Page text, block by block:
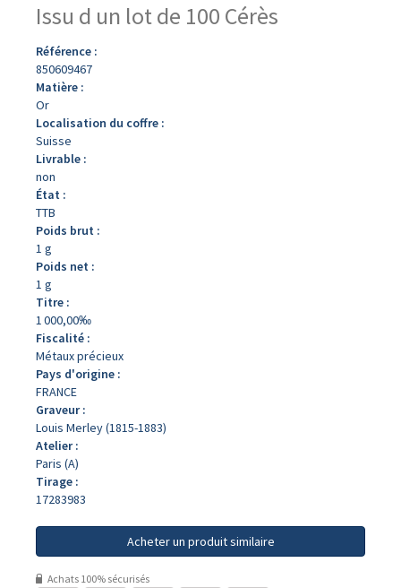
Issu d un lot de 100 Cérès
Référence :
850609467
Matière :
Or
Localisation du coffre :
Suisse
Livrable :
non
État :
TTB
Poids brut :
1 g
Poids net :
1 g
Titre :
1 000,00‰
Fiscalité :
Métaux précieux
Pays d'origine :
FRANCE
Graveur :
Louis Merley (1815-1883)
Atelier :
Paris (A)
Tirage :
17283983
Acheter un produit similaire
Achats 100% sécurisés